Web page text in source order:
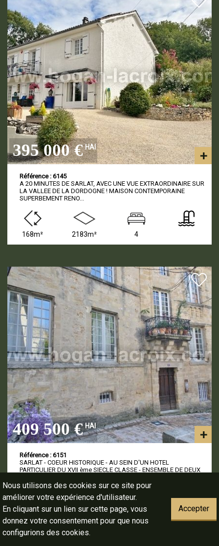
395 000 € HAI
Référence : 6145
A 20 MINUTES DE SARLAT, AVEC UNE VUE EXTRAORDINAIRE SUR
LA VALLEE DE LA DORDOGNE ! MAISON CONTEMPORAINE
SUPERBEMENT RENO...
168m² 2183m² 4
409 500 € HAI
Référence : 6151
SARLAT - COEUR HISTORIQUE - AU SEIN D'UN HOTEL
PARTICULIER DU XVII ème SIECLE CLASSE - ENSEMBLE DE DEUX
133,78 m² 3
Nous utilisons des cookies sur ce site pour
améliorer votre expérience d'utilisateur.
En cliquant sur un lien sur cette page, vous
donnez votre consentement pour que nous
configurions des cookies.
Accepter